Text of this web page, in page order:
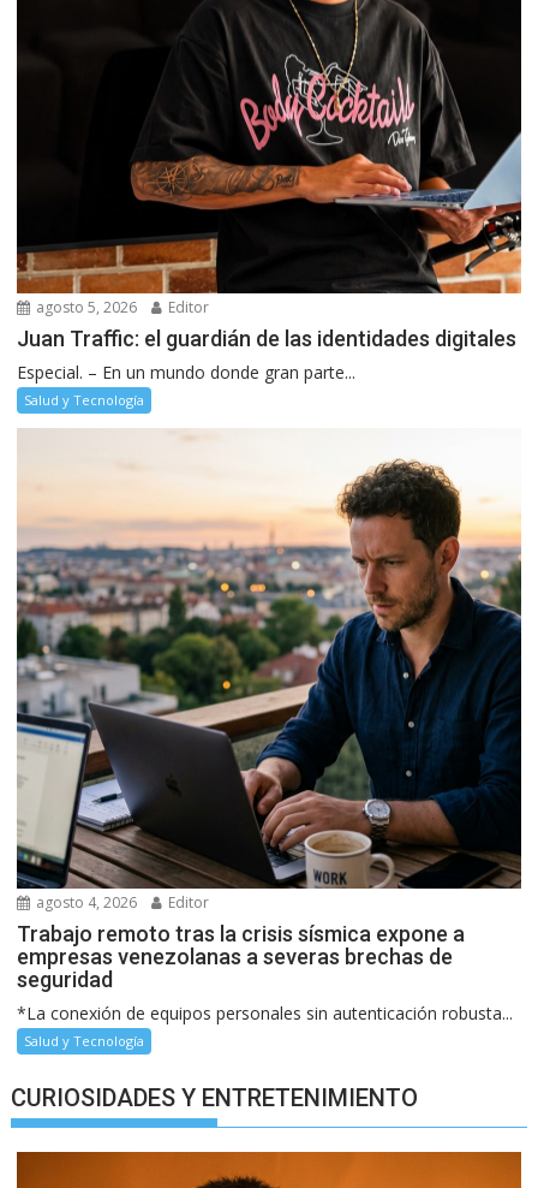
agosto 5, 2026 Editor
Juan Traffic: el guardián de las identidades digitales
Especial. – En un mundo donde gran parte...
Salud y Tecnología
agosto 4, 2026 Editor
Trabajo remoto tras la crisis sísmica expone a
empresas venezolanas a severas brechas de
seguridad
*La conexión de equipos personales sin autenticación robusta...
Salud y Tecnología
CURIOSIDADES Y ENTRETENIMIENTO